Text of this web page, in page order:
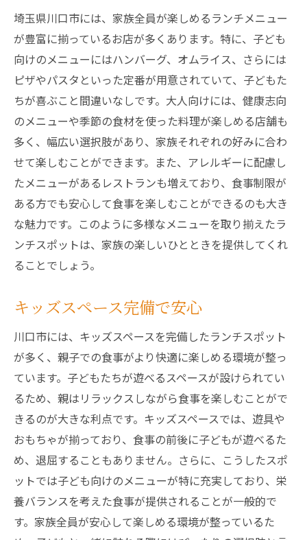
埼玉県川口市には、家族全員が楽しめるランチメニュー
が豊富に揃っているお店が多くあります。特に、子ども
向けのメニューにはハンバーグ、オムライス、さらには
ピザやパスタといった定番が用意されていて、子どもた
ちが喜ぶこと間違いなしです。大人向けには、健康志向
のメニューや季節の食材を使った料理が楽しめる店舗も
多く、幅広い選択肢があり、家族それぞれの好みに合わ
せて楽しむことができます。また、アレルギーに配慮し
たメニューがあるレストランも増えており、食事制限が
ある方でも安心して食事を楽しむことができるのも大き
な魅力です。このように多様なメニューを取り揃えたラ
ンチスポットは、家族の楽しいひとときを提供してくれ
ることでしょう。
キッズスペース完備で安心
川口市には、キッズスペースを完備したランチスポット
が多く、親子での食事がより快適に楽しめる環境が整っ
ています。子どもたちが遊べるスペースが設けられてい
るため、親はリラックスしながら食事を楽しむことがで
きるのが大きな利点です。キッズスペースでは、遊具や
おもちゃが揃っており、食事の前後に子どもが遊べるた
め、退屈することもありません。さらに、こうしたスポ
ットでは子ども向けのメニューが特に充実しており、栄
養バランスを考えた食事が提供されることが一般的で
す。家族全員が安心して楽しめる環境が整っているた